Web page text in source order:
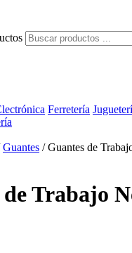
Ferretería
Guantes / Guantes de
Trabajo